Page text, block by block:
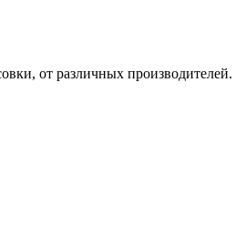
от различных производителей.